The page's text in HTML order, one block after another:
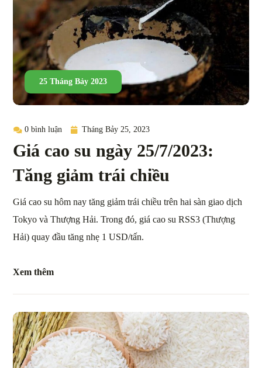
25 Tháng Bảy 2023
0 bình luận Tháng Bảy 25, 2023
Giá cao su ngày 25/7/2023:
Tăng giảm trái chiều
Giá cao su hôm nay tăng giảm trái chiều trên hai sàn giao dịch
Tokyo và Thượng Hải. Trong đó, giá cao su RSS3 (Thượng
Hải) quay đầu tăng nhẹ 1 USD/tấn.
Xem thêm